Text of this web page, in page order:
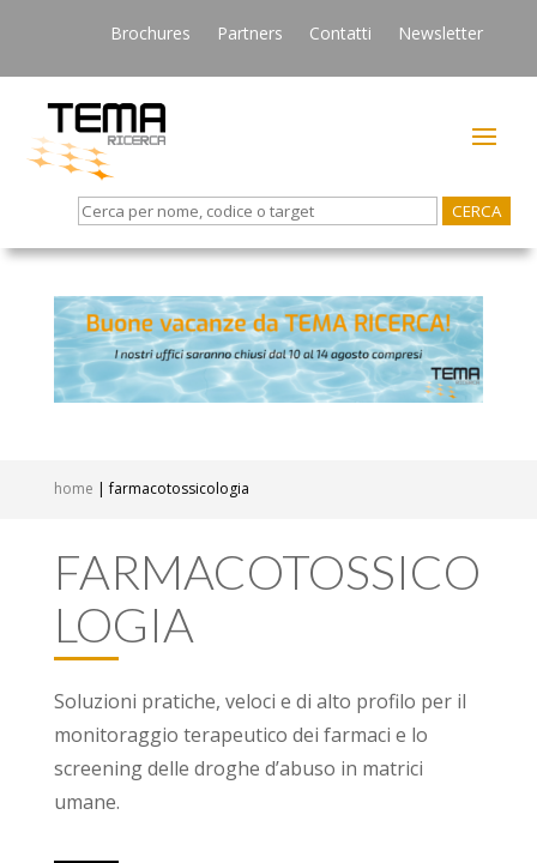
Brochures Partners Contatti Newsletter
Search
for:
home |farmacotossicologia
FARMACOTOSSICO
LOGIA
Soluzioni pratiche, veloci e di alto profilo per il
monitoraggio terapeutico dei farmaci e lo
screening delle droghe d’abuso in matrici
umane.